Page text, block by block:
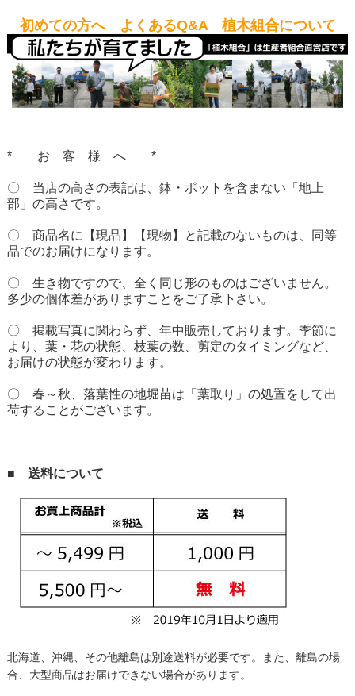
初めての方へ よくあるQ&A 植木組合について
* お 客 様 へ *
〇 当店の高さの表記は、鉢・ポットを含まない「地上
部」の高さです。
〇 商品名に【現品】【現物】と記載のないものは、同等
品でのお届けになります。
〇 生き物ですので、全く同じ形のものはございません。
多少の個体差がありますことをご了承下さい。
〇 掲載写真に関わらず、年中販売しております。季節に
より、葉・花の状態、枝葉の数、剪定のタイミングなど、
お届けの状態が変わります。
〇 春～秋、落葉性の地堀苗は「葉取り」の処置をして出
荷することがございます。
■ 送料について
北海道、沖縄、その他離島は別途送料が必要です。
また、離島の場
合、大型商品はお届けできない場合があります。